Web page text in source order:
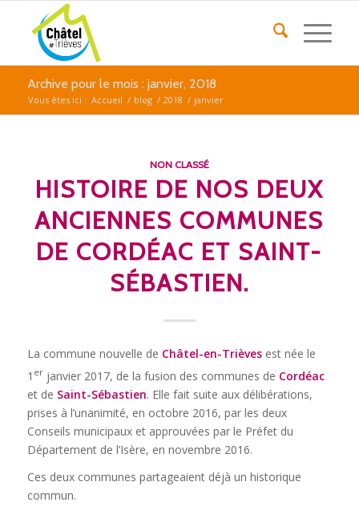
Archive pour le mois : janvier, 2018
Vous êtes ici : Accueil / blog / 2018 / janvier
NON CLASSÉ
HISTOIRE DE NOS DEUX
ANCIENNES COMMUNES
DE CORDÉAC ET SAINT-
SÉBASTIEN.
La commune nouvelle de Châtel-en-Trièvesest née le
1 erjanvier 2017, de la fusion des communes de Cordéac
et de Saint-Sébastien. Elle fait suite aux délibérations,
prises à l’unanimité, en octobre 2016, par les deux
Conseils municipaux et approuvées par le Préfet du
Département de l’Isère, en novembre 2016.
Ces deux communes partageaient déjà un historique
commun.